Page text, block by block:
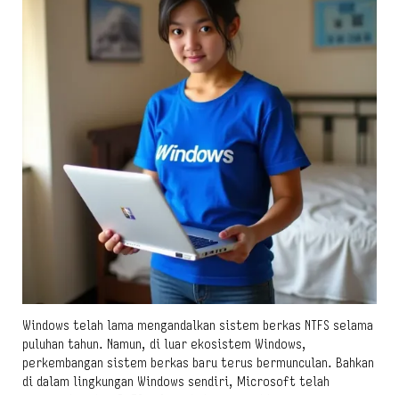
Windows telah lama mengandalkan sistem berkas NTFS selama
puluhan tahun. Namun, di luar ekosistem Windows,
perkembangan sistem berkas baru terus bermunculan. Bahkan
di dalam lingkungan Windows sendiri, Microsoft telah